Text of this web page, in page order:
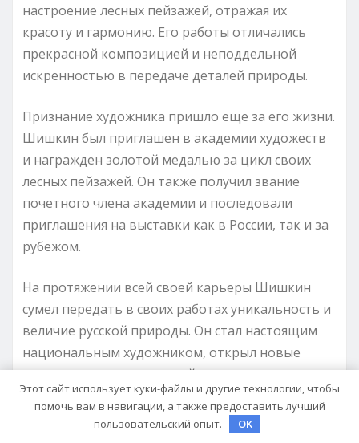
настроение лесных пейзажей, отражая их
красоту и гармонию. Его работы отличались
прекрасной композицией и неподдельной
искренностью в передаче деталей природы.
Признание художника пришло еще за его жизни.
Шишкин был приглашен в академии художеств
и награжден золотой медалью за цикл своих
лесных пейзажей. Он также получил звание
почетного члена академии и последовали
приглашения на выставки как в России, так и за
рубежом.
На протяжении всей своей карьеры Шишкин
сумел передать в своих работах уникальность и
величие русской природы. Он стал настоящим
национальным художником, открыл новые
горизонты в живописи пейзажа и повлиял на
многих художников своего времени и позднее.
Его работы стали настоящим наследием и
достоянием русской и мировой живописи.
Этот сайт использует куки-файлы и другие технологии, чтобы
помочь вам в навигации, а также предоставить лучший
пользовательский опыт.
OK